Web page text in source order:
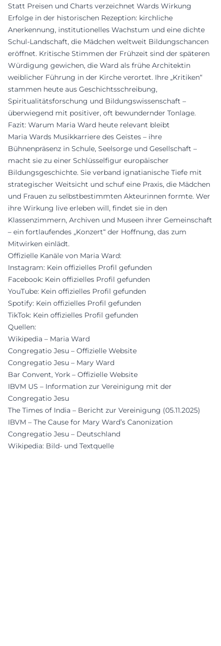
Statt Preisen und Charts verzeichnet Wards Wirkung
Erfolge in der historischen Rezeption: kirchliche
Anerkennung, institutionelles Wachstum und eine dichte
Schul-Landschaft, die Mädchen weltweit Bildungschancen
eröffnet. Kritische Stimmen der Frühzeit sind der späteren
Würdigung gewichen, die Ward als frühe Architektin
weiblicher Führung in der Kirche verortet. Ihre „Kritiken“
stammen heute aus Geschichtsschreibung,
Spiritualitätsforschung und Bildungswissenschaft –
überwiegend mit positiver, oft bewundernder Tonlage.
Fazit: Warum Maria Ward heute relevant bleibt
Maria Wards Musikkarriere des Geistes – ihre
Bühnenpräsenz in Schule, Seelsorge und Gesellschaft –
macht sie zu einer Schlüsselfigur europäischer
Bildungsgeschichte. Sie verband ignatianische Tiefe mit
strategischer Weitsicht und schuf eine Praxis, die Mädchen
und Frauen zu selbstbestimmten Akteurinnen formte. Wer
ihre Wirkung live erleben will, findet sie in den
Klassenzimmern, Archiven und Museen ihrer Gemeinschaft
– ein fortlaufendes „Konzert“ der Hoffnung, das zum
Mitwirken einlädt.
Offizielle Kanäle von Maria Ward:
Instagram: Kein offizielles Profil gefunden
Facebook: Kein offizielles Profil gefunden
YouTube: Kein offizielles Profil gefunden
Spotify: Kein offizielles Profil gefunden
TikTok: Kein offizielles Profil gefunden
Quellen:
Wikipedia – Maria Ward
Congregatio Jesu – Offizielle Website
Congregatio Jesu – Mary Ward
Bar Convent, York – Offizielle Website
IBVM US – Information zur Vereinigung mit der
Congregatio Jesu
The Times of India – Bericht zur Vereinigung (05.11.2025)
IBVM – The Cause for Mary Ward’s Canonization
Congregatio Jesu – Deutschland
Wikipedia: Bild- und Textquelle